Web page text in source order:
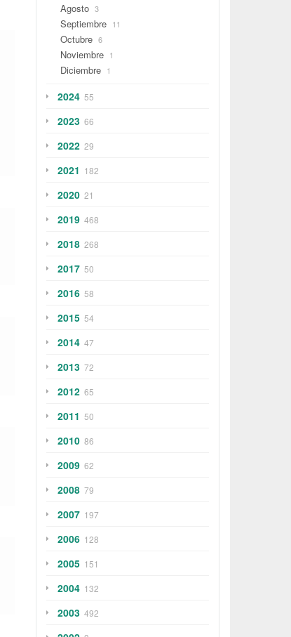
Agosto 3
Septiembre 11
Octubre 6
Noviembre 1
Diciembre 1
2024 55
2023 66
2022 29
2021 182
2020 21
2019 468
2018 268
2017 50
2016 58
2015 54
2014 47
2013 72
2012 65
2011 50
2010 86
2009 62
2008 79
2007 197
2006 128
2005 151
2004 132
2003 492